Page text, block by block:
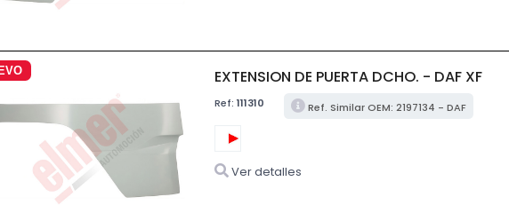
EXTENSION DE PUERTA DCHO. - DAF XF
Ref:111310 Ref. Similar OEM: 2197134 - DAF
Ver detalles